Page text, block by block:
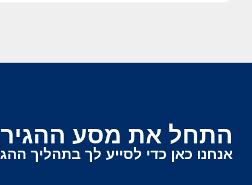
התחל את מסע
אנחנו כאן כדי לסייע לך בתהליך